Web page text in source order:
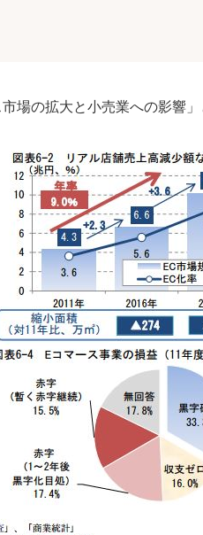
場の拡大と小売業への影響